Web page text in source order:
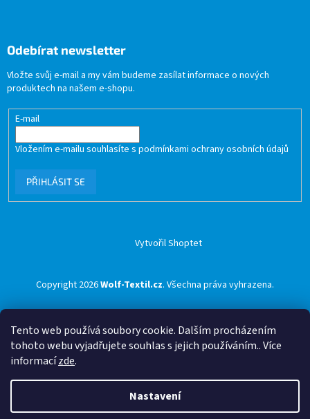
Tento web používá soubory cookie. Dalším procházením
tohoto webu vyjadřujete souhlas s jejich používáním.. Více
informacízde.
Nastavení
Odebírat newsletter
Vložte svůj e-mail a my vám budeme zasílat informace o nových
produktech na našem e-shopu.
E-mail
Vložením e-mailu souhlasíte s podmínkami ochrany osobních údajů
PŘIHLÁSIT SE
Vytvořil Shoptet
Copyright 2026Wolf-Textil.cz. Všechna práva vyhrazena.